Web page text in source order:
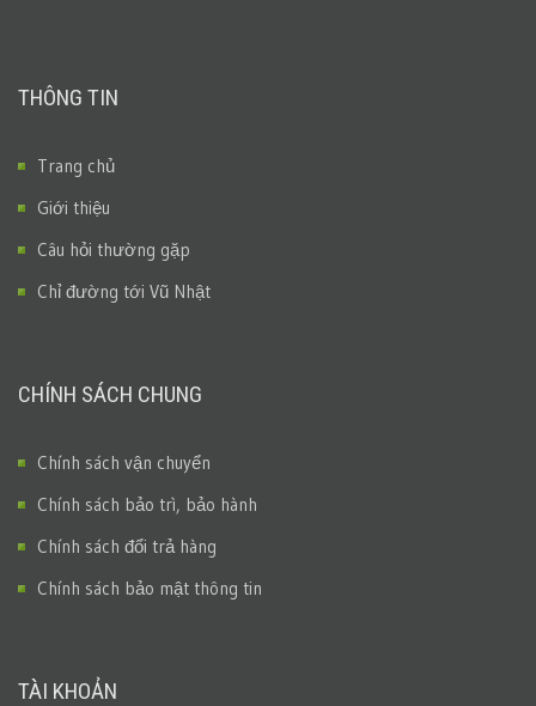
THÔNG TIN
Trang chủ
Giới thiệu
Câu hỏi thường gặp
Chỉ đường tới Vũ Nhật
CHÍNH SÁCH CHUNG
Chính sách vận chuyển
Chính sách bảo trì, bảo hành
Chính sách đổi trả hàng
Chính sách bảo mật thông tin
TÀI KHOẢN